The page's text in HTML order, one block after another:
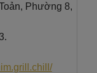
Phường 8,